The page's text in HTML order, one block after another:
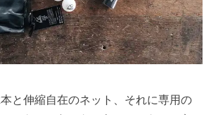
と伸縮自在のネット、それに専用の